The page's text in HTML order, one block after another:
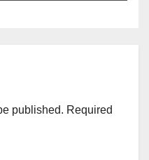
published. Required